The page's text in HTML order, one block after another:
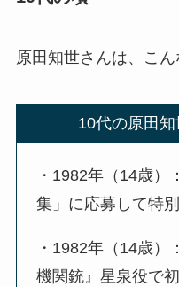
原田知世さんは、こん
10代の原田
・1982年（14歳）
集」に応募して特
・1982年（14歳）
機関銃』星泉役で